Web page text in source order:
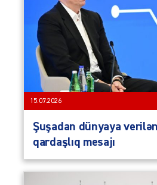
15.07.2026
Şuşadan dünyaya
qardaşlıq mesajı